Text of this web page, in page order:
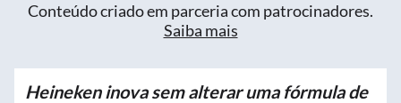
Conteúdo criado em parceria com patrocinadores.
Saiba mais
Heineken inova sem alterar uma fórmula de